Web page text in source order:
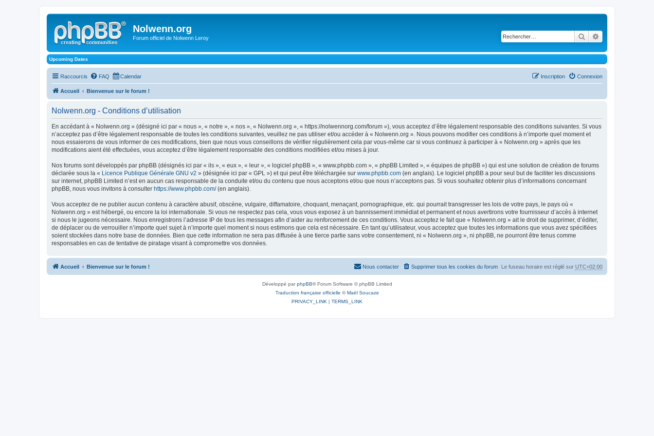
Nolwenn.org
Forum officiel de Nolwenn Leroy Rechercher
Upcoming Dates
Raccourcis FAQ Calendar Connexion
Inscription
Accueil Bienvenue sur le forum !
Nolwenn.org - Conditions d’utilisation
En accédant à « Nolwenn.org » (désigné ici par « nous », « notre », « nos », « Nolwenn.org », « https://nolwennorg.com/forum »), vous acceptez d’être légalement responsable des conditions suivantes. Si vous
n’acceptez pas d’être légalement responsable de toutes les conditions suivantes, veuillez ne pas utiliser et/ou accéder à « Nolwenn.org ». Nous pouvons modifier ces conditions à n’importe quel moment et
nous essaierons de vous informer de ces modifications, bien que nous vous conseillons de vérifier régulièrement cela par vous-même car si vous continuez à participer à « Nolwenn.org » après que les
modifications aient été effectuées, vous acceptez d’être légalement responsable des conditions modifiées et/ou mises à jour.
Nos forums sont développés par phpBB (désignés ici par « ils », « eux », « leur », « logiciel phpBB », « www.phpbb.com », « phpBB Limited », « équipes de phpBB ») qui est une solution de création de forums
déclarée sous la « Licence Publique Générale GNU v2 » (désignée ici par « GPL ») et qui peut être téléchargée sur www.phpbb.com (en anglais). Le logiciel phpBB a pour seul but de faciliter les discussions
sur internet, phpBB Limited n’est en aucun cas responsable de la conduite et/ou du contenu que nous acceptons et/ou que nous n’acceptons pas. Si vous souhaitez obtenir plus d’informations concernant
phpBB, nous vous invitons à consulter https://www.phpbb.com/(en anglais).
Vous acceptez de ne publier aucun contenu à caractère abusif, obscène, vulgaire, diffamatoire, choquant, menaçant, pornographique, etc. qui pourrait transgresser les lois de votre pays, le pays où «
Nolwenn.org » est hébergé, ou encore la loi internationale. Si vous ne respectez pas cela, vous vous exposez à un bannissement immédiat et permanent et nous avertirons votre fournisseur d’accès à internet
si nous le jugeons nécessaire. Nous enregistrons l’adresse IP de tous les messages afin d’aider au renforcement de ces conditions. Vous acceptez le fait que « Nolwenn.org » ait le droit de supprimer, d’éditer,
de déplacer ou de verrouiller n’importe quel sujet à n’importe quel moment si nous estimons que cela est nécessaire. En tant qu’utilisateur, vous acceptez que toutes les informations que vous avez spécifiées
soient stockées dans notre base de données. Bien que cette information ne sera pas diffusée à une tierce partie sans votre consentement, ni « Nolwenn.org », ni phpBB, ne pourront être tenus comme
responsables en cas de tentative de piratage visant à compromettre vos données.
Accueil Bienvenue sur le forum ! Le fuseau horaire est réglé sur UTC+02:00
Supprimer tous les cookies du forum
Nous contacter
Développé parphpBB® Forum Software © phpBB Limited
Traduction française officielle ©Maël Soucaze
PRIVACY_LINK | TERMS_LINK